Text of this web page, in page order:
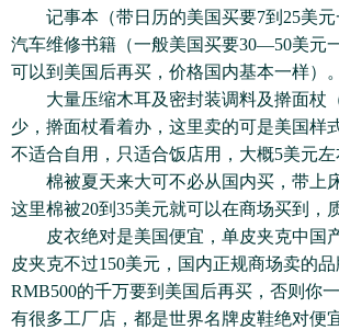
记事本（带日历的美国买要7到25美元
汽车维修书籍（一般美国买要30—50美元
可以到美国后再买，价格国内基本一样）。
大量压缩木耳及密封装调料及擀面杖
少，擀面杖看着办，这里卖的可是美国样
不适合自用，只适合饭店用，大概5美元左
棉被夏天来大可不必从国内买，带上床
这里棉被20到35美元就可以在商场买到，
皮衣绝对是美国便宜，单皮夹克中国
皮夹克不过150美元，国内正规商场卖的
RMB500的千万要到美国后再买，否则你
有很多工厂店，都是世界名牌皮鞋绝对便